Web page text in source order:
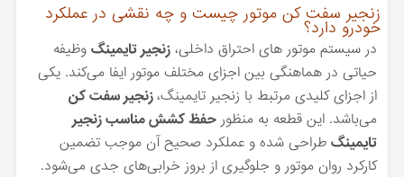
زنجیر سفت کن موتور چیست و چه نقشی در عملکرد
خودرو دارد؟
در سیستم موتور های احتراق داخلی،زنجیر تایمینگ وظیفه
حیاتی در هماهنگی بین اجزای مختلف موتور ایفا می‌کند. یکی
از اجزای کلیدی مرتبط با زنجیر تایمینگ،زنجیر سفت کن
می‌باشد. این قطعه به منظورحفظ کشش مناسب زنجیر
تایمینگ طراحی شده و عملکرد صحیح آن موجب تضمین
کارکرد روان موتور و جلوگیری از بروز خرابی‌های جدی می‌شود.